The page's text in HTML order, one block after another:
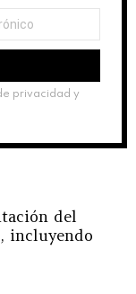
privacidad y
del
incluyendo